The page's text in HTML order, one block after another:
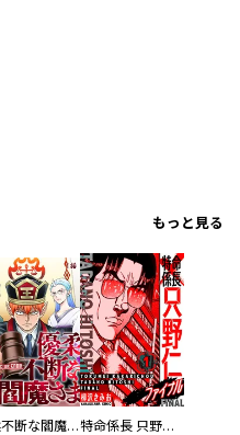
もっと見る
優柔不断な閻魔さま 特命係長 只野仁ファイナル 愛蔵版